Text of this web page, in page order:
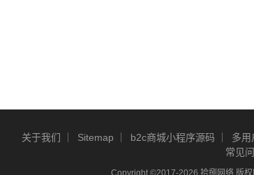
关于我们 Sitemap b2c商城小程序源码 多用
常见
Copyright ©2017-2026 拾捌网络 版